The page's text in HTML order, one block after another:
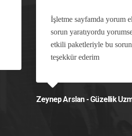
İşletme sayfamda yorum
sorun yaratıyordu
etkili paketleriyle bu
teşekkür ederim
Zeynep Arslan - Güzellik